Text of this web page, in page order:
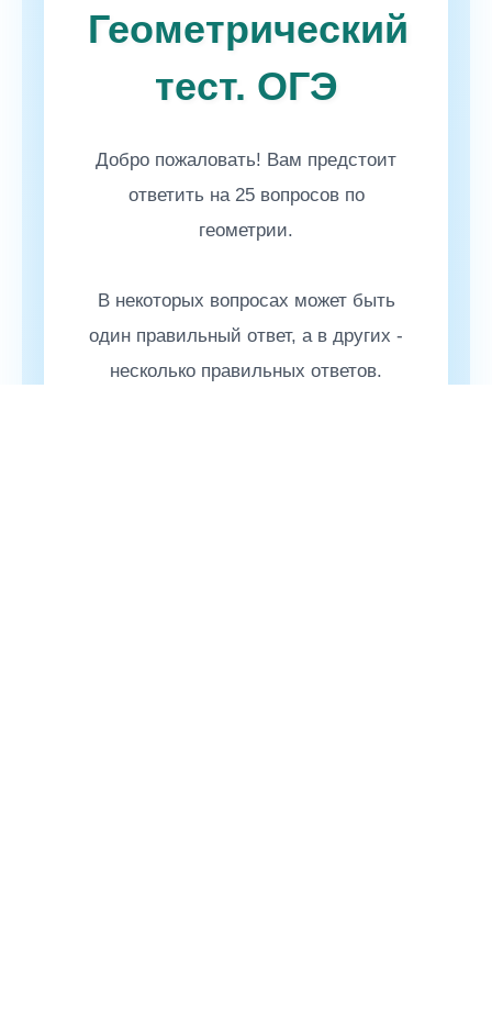
Геометрический
тест. ОГЭ
Добро пожаловать! Вам предстоит
ответить на 25 вопросов по
геометрии.
В некоторых вопросах может быть
один правильный ответ, а в других -
несколько правильных ответов.